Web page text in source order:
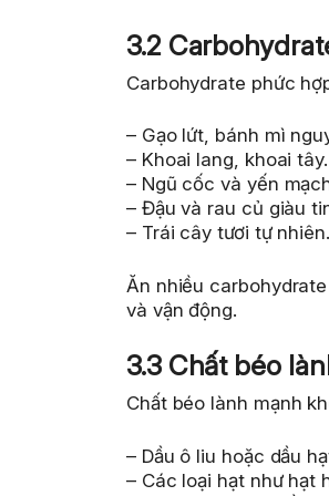
3.2
Carbohydrate phức
– Gạo lứt, bánh mì
– Khoai lang, khoai tây.
– Ngũ cốc và yến
– Đậu và rau củ giàu
– Trái cây tươi tự nhiên.
Ăn nhiều
và vận động.
3.3 Chất béo
Chất béo lành mạnh
– Dầu ô liu hoặc dầu
– Các loại hạt như hạt